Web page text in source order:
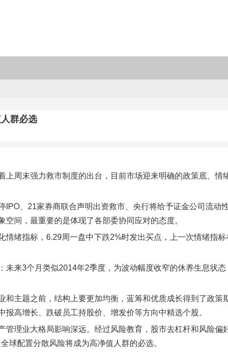
群必选
上周末强力救市制度的出台，目前市场迎来明确的政策底、情
IPO、21家券商联合声明出资救市、央行将给予证金公司流动
间，最重要的是体现了各部委协同应对的态度。
情绪指标，6.29周一盘中下跌2%时发出买点，上一次情绪指标
未来3个月类似2014年2季度，为波动幅度收窄的休养生息状
和主题之前，结构上要更加均衡，蓝筹和优质成长得到了政策
高增长、跌破员工持股价、增发价等方向中精选个股。
管理业大格局影响深远。经过风险教育，股市去杠杆和风险偏
球配置分散风险将成为高净值人群的必选。